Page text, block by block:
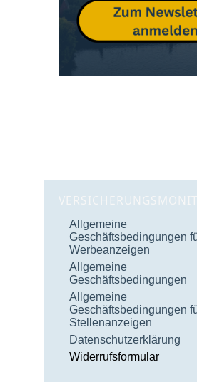
Allgemeine
Geschäftsbedingungen
Werbeanzeigen
Allgemeine
Geschäftsbedingungen
Allgemeine
Geschäftsbedingungen
Stellenanzeigen
Datenschutzerklärung
Widerrufsformular